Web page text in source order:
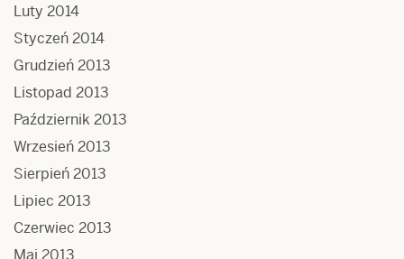
Luty 2014
Styczeń 2014
Grudzień 2013
Listopad 2013
Październik 2013
Wrzesień 2013
Sierpień 2013
Lipiec 2013
Czerwiec 2013
Maj 2013